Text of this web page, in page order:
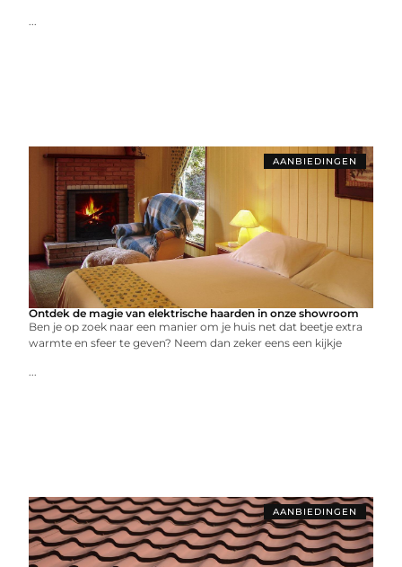
...
AANBIEDINGEN
Ontdek de magie van elektrische haarden in onze showroom
Ben je op zoek naar een manier om je huis net dat beetje extra
warmte en sfeer te geven? Neem dan zeker eens een kijkje
...
AANBIEDINGEN